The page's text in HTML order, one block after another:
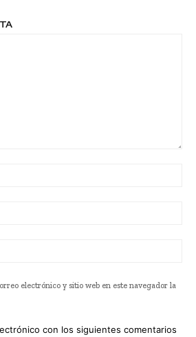
electrónico y sitio web en este navegador la
con los siguientes comentarios